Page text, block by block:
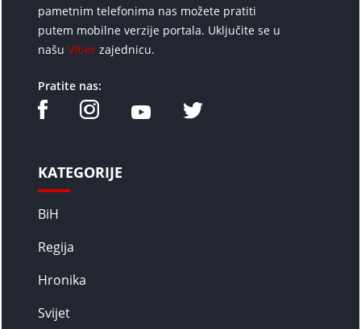
pametnim telefonima nas možete pratiti
putem mobilne verzije portala. Uključite se u
našu Viberzajednicu.
Pratite nas:
KATEGORIJE
BiH
Regija
Hronika
Svijet